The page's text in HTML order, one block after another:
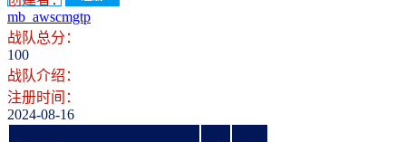
mb_awscmgtp
战队总分：
100
战队介绍：
注册时间：
2024-08-16